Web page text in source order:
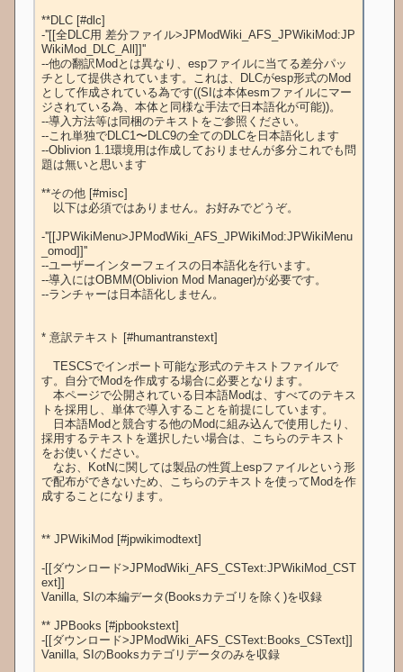
**DLC [#dlc]
-''[[全DLC用 差分ファイル>JPModWiki_AFS_JPWikiMod:JP
WikiMod_DLC_All]]''
--他の翻訳Modとは異なり、espファイルに当てる差分パッ
チとして提供されています。これは、DLCがesp形式のMod
として作成されている為です((SIは本体esmファイルにマー
ジされている為、本体と同様な手法で日本語化が可能))。
--導入方法等は同梱のテキストをご参照ください。
--これ単独でDLC1〜DLC9の全てのDLCを日本語化します
--Oblivion 1.1環境用は作成しておりませんが多分これでも問
題は無いと思います
**その他 [#misc]
以下は必須ではありません。お好みでどうぞ。
-''[[JPWikiMenu>JPModWiki_AFS_JPWikiMod:JPWikiMenu
_omod]]''
--ユーザーインターフェイスの日本語化を行います。
--導入にはOBMM(Oblivion Mod Manager)が必要です。
--ランチャーは日本語化しません。
* 意訳テキスト [#humantranstext]
TESCSでインポート可能な形式のテキストファイルで
す。自分でModを作成する場合に必要となります。
本ページで公開されている日本語Modは、すべてのテキス
トを採用し、単体で導入することを前提にしています。
日本語Modと競合する他のModに組み込んで使用したり、
採用するテキストを選択したい場合は、こちらのテキスト
をお使いください。
なお、KotNに関しては製品の性質上espファイルという形
で配布ができないため、こちらのテキストを使ってModを作
成することになります。
** JPWikiMod [#jpwikimodtext]
-[[ダウンロード>JPModWiki_AFS_CSText:JPWikiMod_CST
ext]]
Vanilla, SIの本編データ(Booksカテゴリを除く)を収録
** JPBooks [#jpbookstext]
-[[ダウンロード>JPModWiki_AFS_CSText:Books_CSText]]
Vanilla, SIのBooksカテゴリデータのみを収録